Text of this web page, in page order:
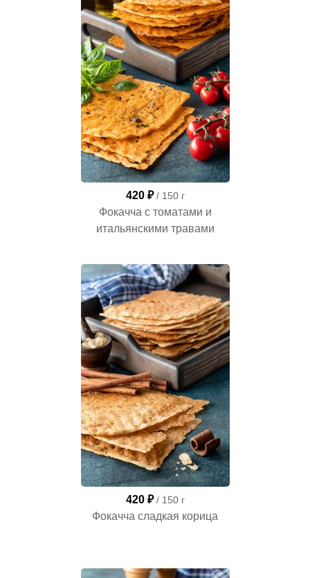
420 ₽ / 150 г
Фокачча c томатами и
итальянскими травами
420 ₽ / 150 г
Фокачча сладкая корица